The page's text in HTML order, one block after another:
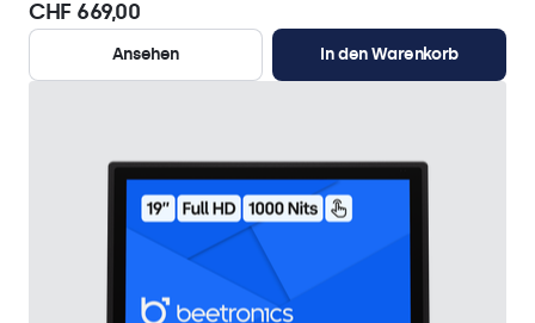
CHF 669,00
Ansehen In den Warenkorb